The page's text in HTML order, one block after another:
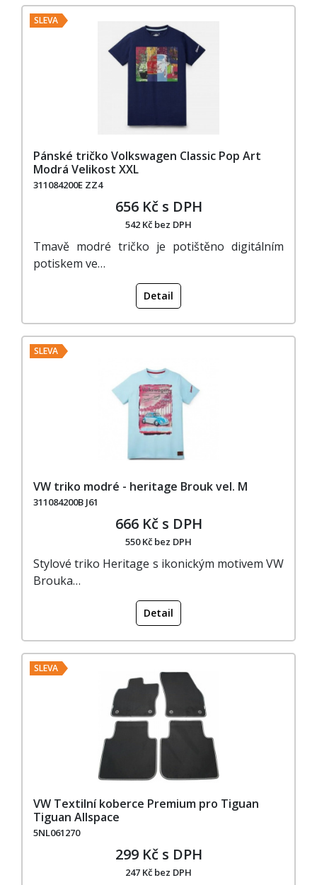
SLEVA
Pánské tričko Volkswagen Classic Pop Art
Modrá Velikost XXL
311084200E ZZ4
656 Kč s DPH
542 Kč bez DPH
Tmavě modré tričko je potištěno digitálním
potiskem ve…
Detail
SLEVA
VW triko modré - heritage Brouk vel. M
311084200B J61
666 Kč s DPH
550 Kč bez DPH
Stylové triko Heritage s ikonickým motivem VW
Brouka…
Detail
SLEVA
VW Textilní koberce Premium pro Tiguan
Tiguan Allspace
5NL061270
299 Kč s DPH
247 Kč bez DPH